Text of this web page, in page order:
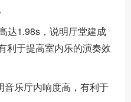
达1.98s，说明厅堂建成
利于提高室内乐的演奏效
音乐厅内响度高，有利于